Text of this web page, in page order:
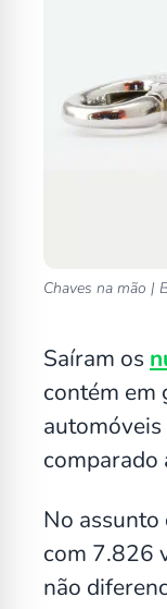
Chaves na mão |
Saíram os
contém em
comparado
No assunto
com 7.826
não